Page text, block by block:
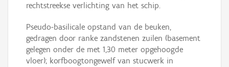
rechtstreekse verlichting van het schip.
Pseudo-basilicale opstand van de beuken,
gedragen door ranke zandstenen zuilen (basement
gelegen onder de met 1,30 meter opgehoogde
vloer); korfboogtongewelf van stucwerk in